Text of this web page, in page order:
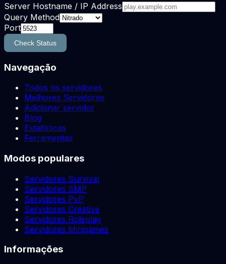
Server Hostname / IP Address
Query Method
Port
Check Status
Navegação
Todos os servidores
Melhores Servidores
Adicionar servidor
Blog
Estatísticas
Ferramentas
Modos populares
Servidores Survival
Servidores SMP
Servidores PvP
Servidores Creative
Servidores Roleplay
Servidores Minigames
Informações